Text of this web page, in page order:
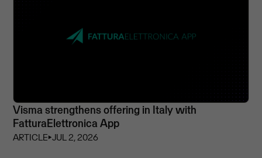
Visma strengthens offering in Italy with
FatturaElettronica App
ARTICLE⏵JUL 2, 2026